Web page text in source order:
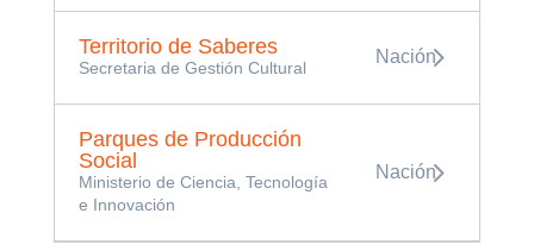
Territorio de Saberes
Secretaria de Gestión Cultural
Nación
Parques de Producción
Social
Ministerio de Ciencia, Tecnología
e Innovación
Nación